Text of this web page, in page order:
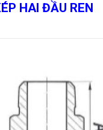
HAI ĐẦU REN